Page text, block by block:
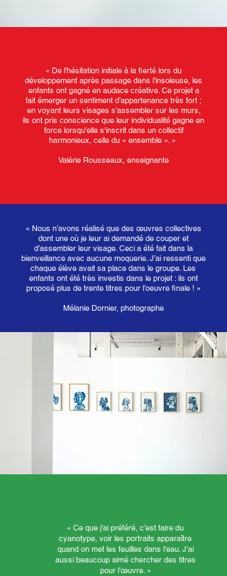
« De l’hésitation initiale à la fierté lors du
développement après passage dans l’insoleuse, les
enfants ont gagné en audace créative. Ce projet a
fait émerger un sentiment d’appartenance très fort ;
en voyant leurs visages s’assembler sur les murs,
ils ont pris conscience que leur individualité gagne en
force lorsqu'elle s'inscrit dans un collectif
harmonieux, celle du « ensemble ». »
Valérie Rousseaux, enseignante
« Nous n’avons réalisé que des œuvres collectives
dont une où je leur ai demandé de couper et
d’assembler leur visage. Ceci a été fait dans la
bienveillance avec aucune moquerie. J’ai ressenti que
chaque élève avait sa place dans le groupe. Les
enfants ont été très investis dans le projet : ils ont
proposé plus de trente titres pour l’oeuvre finale ! »
Mélanie Dornier, photographe
« Ce que j’ai préféré, c’est faire du
cyanotype, voir les portraits apparaître
quand on met les feuilles dans l’eau. J’ai
aussi beaucoup aimé chercher des titres
pour l’œuvre. »